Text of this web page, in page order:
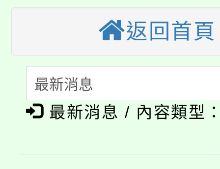
車」活動
桃園市115學年度學生
生本土語及新住民語歌
公告本校115學年度第
代理(課)教師甄選結果(
公告本校115學年度第
代理(課)教師甄選結果(
轉知中國文化大學推廣
《TA101》溝通分析基
淨零綠生活教案入校路
返回首頁
最新消息 / 內容類型